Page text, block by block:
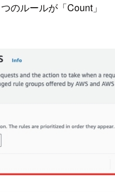
のルールが「Count」